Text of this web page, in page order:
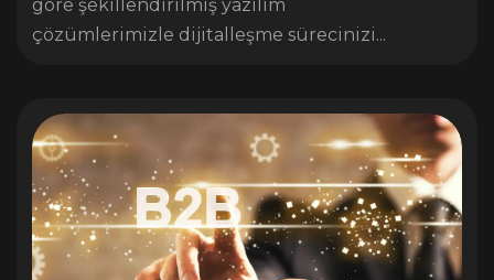
göre şekillendirilmiş yazılım
çözümlerimizle dijitalleşme sürecinizi...